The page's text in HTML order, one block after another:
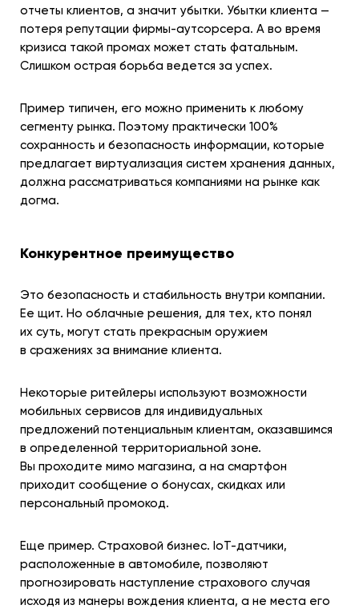
отчеты клиентов, а значит убытки. Убытки клиента —
потеря репутации фирмы-аутсорсера. А во время
кризиса такой промах может стать фатальным.
Слишком острая борьба ведется за успех.
Пример типичен, его можно применить к любому
сегменту рынка. Поэтому практически 100%
сохранность и безопасность информации, которые
предлагает виртуализация систем хранения данных,
должна рассматриваться компаниями на рынке как
догма.
Конкурентное преимущество
Это безопасность и стабильность внутри компании.
Ее щит. Но облачные решения, для тех, кто понял
их суть, могут стать прекрасным оружием
в сражениях за внимание клиента.
Некоторые ритейлеры используют возможности
мобильных сервисов для индивидуальных
предложений потенциальным клиентам, оказавшимся
в определенной территориальной зоне.
Вы проходите мимо магазина, а на смартфон
приходит сообщение о бонусах, скидках или
персональный промокод.
Еще пример. Страховой бизнес. IoT-датчики,
расположенные в автомобиле, позволяют
прогнозировать наступление страхового случая
исходя из манеры вождения клиента, а не места его